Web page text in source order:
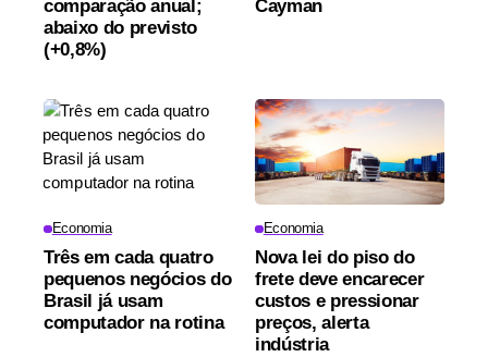
comparação anual;
abaixo do previsto
(+0,8%)
Cayman
Economia
Três em cada quatro
pequenos negócios do
Brasil já usam
computador na rotina
Economia
Nova lei do piso do
frete deve encarecer
custos e pressionar
preços, alerta
indústria